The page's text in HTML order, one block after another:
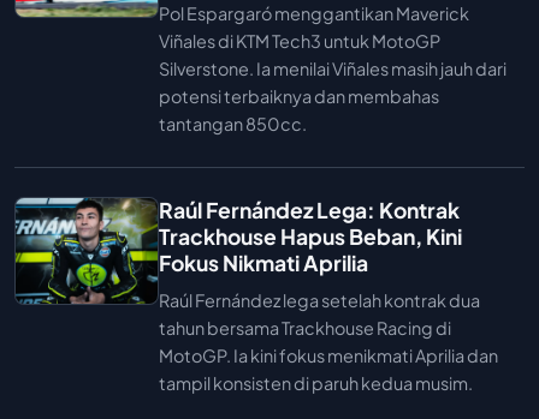
Pol Espargaró menggantikan Maverick
Viñales di KTM Tech3 untuk MotoGP
Silverstone. Ia menilai Viñales masih jauh dari
potensi terbaiknya dan membahas
tantangan 850cc.
Raúl Fernández Lega: Kontrak
Trackhouse Hapus Beban, Kini
Fokus Nikmati Aprilia
Raúl Fernández lega setelah kontrak dua
tahun bersama Trackhouse Racing di
MotoGP. Ia kini fokus menikmati Aprilia dan
tampil konsisten di paruh kedua musim.